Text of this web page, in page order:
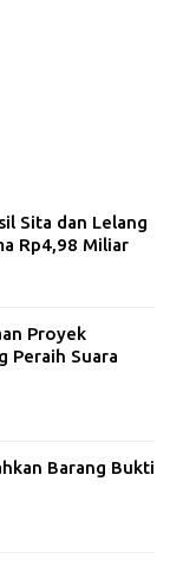
Sita dan Lelang
Rp4,98 Miliar
Proyek
Peraih Suara
Barang Bukti